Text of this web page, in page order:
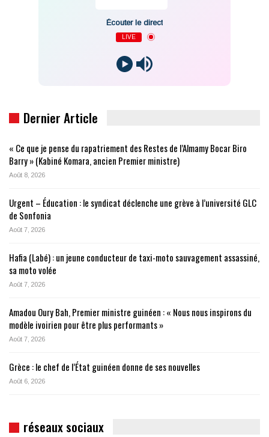
Écouter le direct
LIVE
Dernier Article
« Ce que je pense du rapatriement des Restes de l’Almamy Bocar Biro
Barry » (Kabiné Komara, ancien Premier ministre)
Août 8, 2026
Urgent – Éducation : le syndicat déclenche une grève à l’université GLC
de Sonfonia
Août 7, 2026
Hafia (Labé) : un jeune conducteur de taxi-moto sauvagement assassiné,
sa moto volée
Août 7, 2026
Amadou Oury Bah, Premier ministre guinéen : « Nous nous inspirons du
modèle ivoirien pour être plus performants »
Août 7, 2026
Grèce : le chef de l’État guinéen donne de ses nouvelles
Août 6, 2026
réseaux sociaux